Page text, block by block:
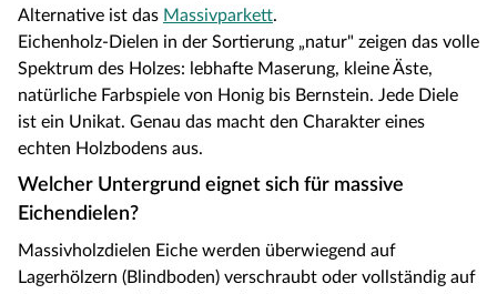
Alternative ist das Massivparkett.
Eichenholz-Dielen in der Sortierung „natur" zeigen das volle
Spektrum des Holzes: lebhafte Maserung, kleine Äste,
natürliche Farbspiele von Honig bis Bernstein. Jede Diele
ist ein Unikat. Genau das macht den Charakter eines
echten Holzbodens aus.
Welcher Untergrund eignet sich für massive
Eichendielen?
Massivholzdielen Eiche werden überwiegend auf
Lagerhölzern (Blindboden) verschraubt oder vollständig auf